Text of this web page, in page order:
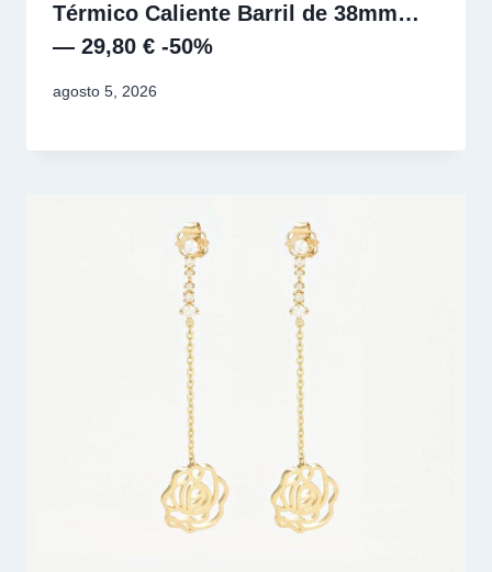
Térmico Caliente Barril de 38mm…
— 29,80 € -50%
agosto 5, 2026